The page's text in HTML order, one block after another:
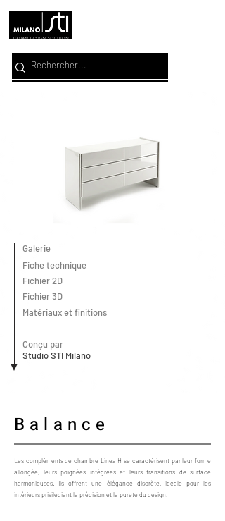
Galerie
Fiche technique
Fichier 2D
Fichier 3D
Matériaux et finitions
Conçu par
Studio STI Milano
Balance
Les compléments de chambre Linea H se caractérisent par leur forme
allongée, leurs poignées intégrées et leurs transitions de surface
harmonieuses. Ils offrent une élégance discrète, idéale pour les
intérieurs privilégiant la précision et la pureté du design.